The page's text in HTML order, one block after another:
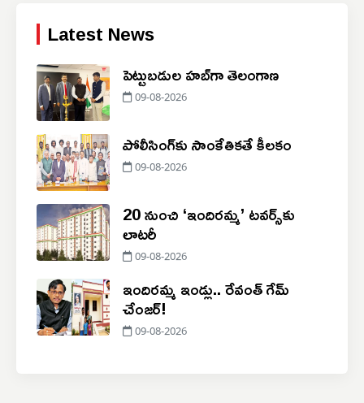
Latest News
పెట్టుబడుల హబ్‌గా తెలంగాణ
09-08-2026
పోలీసింగ్‌కు సాంకేతికతే కీలకం
09-08-2026
20 నుంచి ‘ఇందిరమ్మ’ టవర్స్‌కు
లాటరీ
09-08-2026
ఇందిరమ్మ ఇండ్లు.. రేవంత్ గేమ్
చేంజర్!
09-08-2026